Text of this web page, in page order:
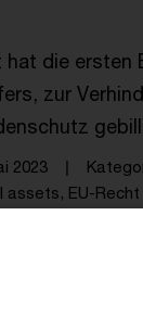
hat die
zur
2023
EU-Recht